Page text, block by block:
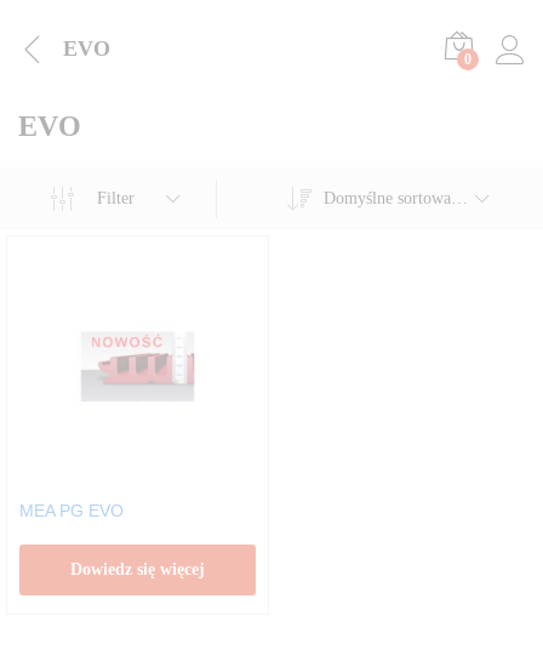
EVO 0
EVO
Filter Domyślne sortowanie
MEA PG EVO
Dowiedz się więcej